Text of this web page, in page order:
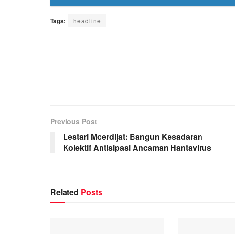
Tags: headline
Previous Post
Lestari Moerdijat: Bangun Kesadaran
Kolektif Antisipasi Ancaman Hantavirus
Related Posts